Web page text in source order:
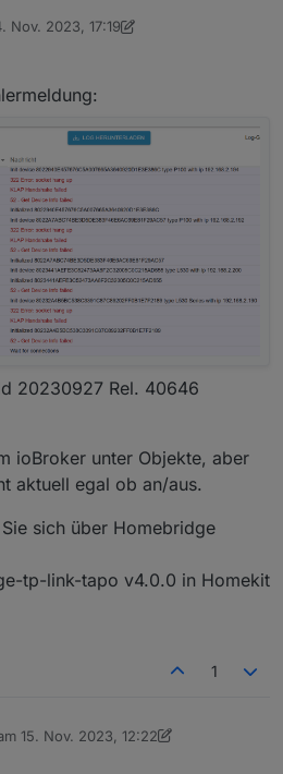
Nov. 2023, 17:19
von marcelinho
20230927 Rel. 40646
ioBroker unter Objekte, aber
aktuell egal ob an/aus.
sich über Homebridge
tp-link-tapo v4.0.0 in Homekit
1
15. Nov. 2023, 12:22
von JuergenLessner